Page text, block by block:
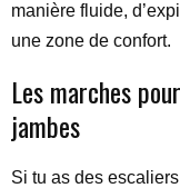
manière fluide,
une zone de confort.
Les marches
jambes
Si tu as des